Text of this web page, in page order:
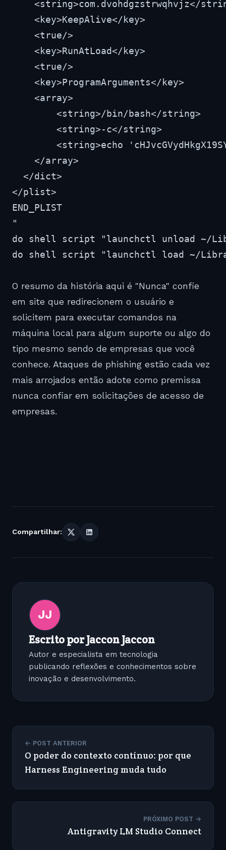
O resumo da história aqui é "Nunca" confie
em site que redirecionem o usuário e
solicitem para executar comandos na
máquina local para algum suporte ou algo do
tipo mesmo sendo de empresas que você
conhece. Ataques de phishing estão cada vez
mais arrojados então adote como premissa
nunca confiar em solicitações de acesso de
empresas.
Compartilhar:
JJ
Escrito por Jaccon Jaccon
Autor e especialista em tecnologia
publicando reflexões e conhecimentos sobre
inovação e desenvolvimento.
← POST ANTERIOR
O poder do contexto contínuo: por que
Harness Engineering muda tudo
PRÓXIMO POST →
Antigravity LM Studio Connect